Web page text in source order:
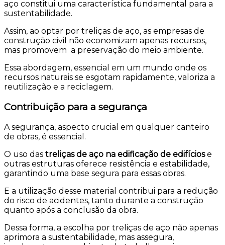
aço constitui uma característica fundamental para a
sustentabilidade.
Assim, ao optar por treliças de aço, as empresas de
construção civil não economizam apenas recursos,
mas promovem a preservação do meio ambiente.
Essa abordagem, essencial em um mundo onde os
recursos naturais se esgotam rapidamente, valoriza a
reutilização e a reciclagem.
Contribuição para a segurança
A segurança, aspecto crucial em qualquer canteiro
de obras, é essencial.
O uso das treliças de aço na edificação de edifíciose
outras estruturas oferece resistência e estabilidade,
garantindo uma base segura para essas obras.
E a utilização desse material contribui para a redução
do risco de acidentes, tanto durante a construção
quanto após a conclusão da obra.
Dessa forma, a escolha por treliças de aço não apenas
aprimora a sustentabilidade, mas assegura,